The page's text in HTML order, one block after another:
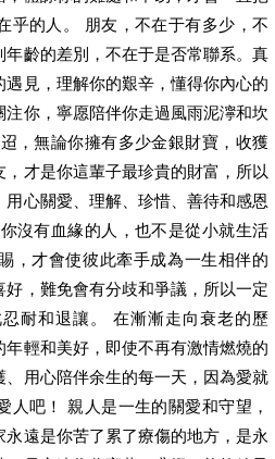
乎的人。 朋友，不在于有多少，不
齡的差別，不在于是否常聯系。真
見，理解你的艱辛，懂得你內心的
你，寧愿陪伴你走過風雨泥濘和坎
，無論你擁有多少金銀財寶，收獲
才是你這輩子最珍貴的財富，所以
心關愛、理解、珍惜、善待和感恩
沒有血緣的人，也不是從小就生活
，才會使彼此牽手成為一生相伴的
好，難免會有分歧和爭議，所以一定
耐和退讓。 在漸漸走向衰老的歷
輕和美好，即使不再有激情燃燒的
用心陪伴余生的每一天，因為愛就
人吧！ 親人是一生的關愛和守望，
遠是你苦了累了療傷的地方，是永